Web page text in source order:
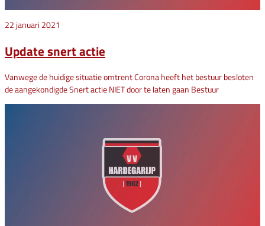
22 januari 2021
Update snert actie
Vanwege de huidige situatie omtrent Corona heeft het bestuur besloten
de aangekondigde Snert actie NIET door te laten gaan Bestuur